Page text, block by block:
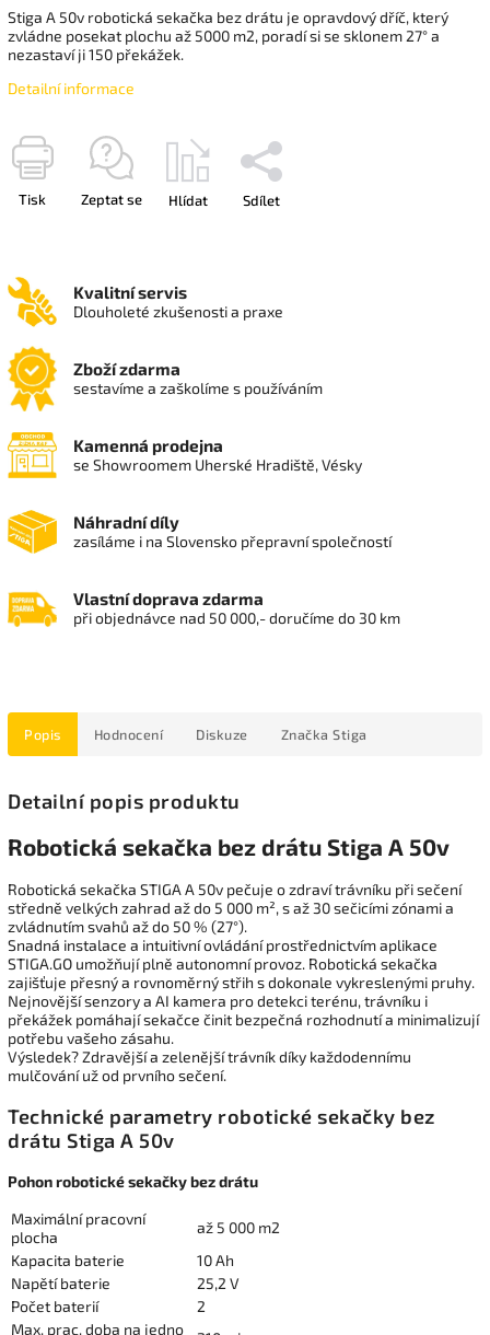
Stiga A 50v robotická sekačka bez drátu je opravdový dříč, který
zvládne posekat plochu až 5000 m2, poradí si se sklonem 27° a
nezastaví ji 150 překážek.
Detailní informace
Tisk Zeptat se Hlídat Sdílet
Kvalitní servis
Dlouholeté zkušenosti a praxe
Zboží zdarma
sestavíme a zaškolíme s používáním
Kamenná prodejna
se Showroomem Uherské Hradiště, Vésky
Náhradní díly
zasíláme i na Slovensko přepravní společností
Vlastní doprava zdarma
při objednávce nad 50 000,- doručíme do 30 km
Popis Hodnocení Diskuze Značka Stiga
Detailní popis produktu
Robotická sekačka bez drátu Stiga A 50v
Robotická sekačka STIGA A 50v pečuje o zdraví trávníku při sečení
středně velkých zahrad až do 5 000 m², s až 30 sečicími zónami a
zvládnutím svahů až do 50 % (27°).
Snadná instalace a intuitivní ovládání prostřednictvím aplikace
STIGA.GO umožňují plně autonomní provoz. Robotická sekačka
zajišťuje přesný a rovnoměrný střih s dokonale vykreslenými pruhy.
Nejnovější senzory a AI kamera pro detekci terénu, trávníku i
překážek pomáhají sekačce činit bezpečná rozhodnutí a minimalizují
potřebu vašeho zásahu.
Výsledek? Zdravější a zelenější trávník díky každodennímu
mulčování už od prvního sečení.
Technické parametry robotické sekačky bez
drátu Stiga A 50v
Pohon robotické sekačky bez drátu
Maximální pracovní
plocha
až 5 000 m2
Kapacita baterie
10 Ah
Napětí baterie
25,2 V
Počet baterií
2
Max. prac. doba na jedno